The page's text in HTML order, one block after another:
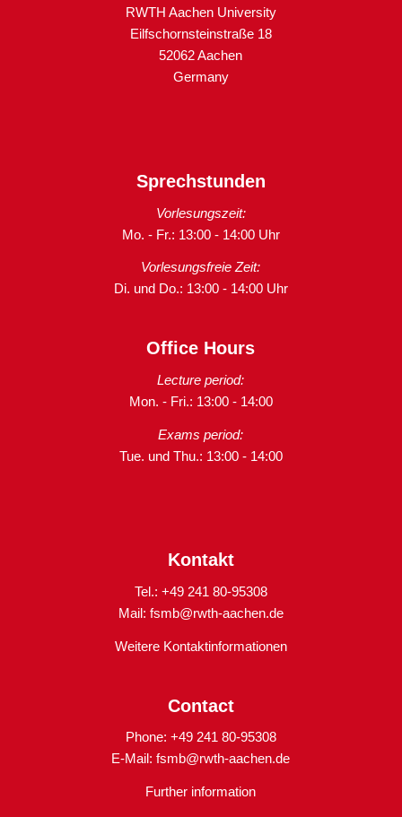
RWTH Aachen University
Eilfschornsteinstraße 18
52062 Aachen
Germany
Sprechstunden
Vorlesungszeit:
Mo. - Fr.: 13:00 - 14:00 Uhr
Vorlesungsfreie Zeit:
Di. und Do.: 13:00 - 14:00 Uhr
Office Hours
Lecture period:
Mon. - Fri.: 13:00 - 14:00
Exams period:
Tue. und Thu.: 13:00 - 14:00
Kontakt
Tel.: +49 241 80-95308
Mail: fsmb@rwth-aachen.de
Weitere Kontaktinformationen
Contact
Phone: +49 241 80-95308
E-Mail:fsmb@rwth-aachen.de
Further information